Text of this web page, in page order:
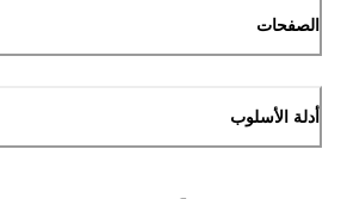
الصفحات
أدلة الأسلوب